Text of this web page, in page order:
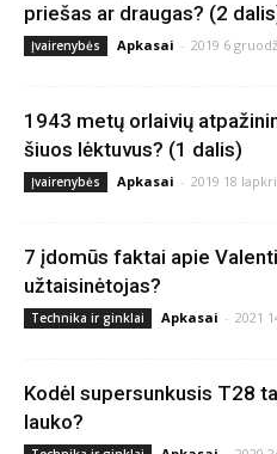
priešas ar draugas? (2
Įvairenybės Apkasai - 2019 6
1943 metų orlaivių
šiuos lėktuvus? (1 dalis)
Įvairenybės Apkasai - 2019 18
7 įdomūs faktai apie
užtaisinėtojas?
Technika ir ginklai Apkasai - 2021
Kodėl supersunkusis T28
lauko?